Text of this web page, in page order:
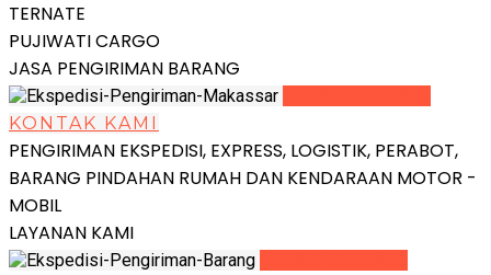
TERNATE
PUJIWATI CARGO
JASA PENGIRIMAN BARANG
KONTAK KAMI
PENGIRIMAN EKSPEDISI, EXPRESS, LOGISTIK, PERABOT,
BARANG PINDAHAN RUMAH DAN KENDARAAN MOTOR -
MOBIL
LAYANAN KAMI